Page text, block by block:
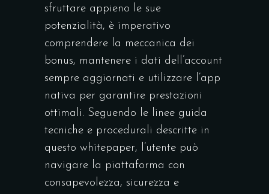
sfruttare appieno le sue
potenzialità, è imperativo
comprendere la meccanica dei
bonus, mantenere i dati dell’account
sempre aggiornati e utilizzare l’app
nativa per garantire prestazioni
ottimali. Seguendo le linee guida
tecniche e procedurali descritte in
questo whitepaper, l’utente può
navigare la piattaforma con
consapevolezza, sicurezza e